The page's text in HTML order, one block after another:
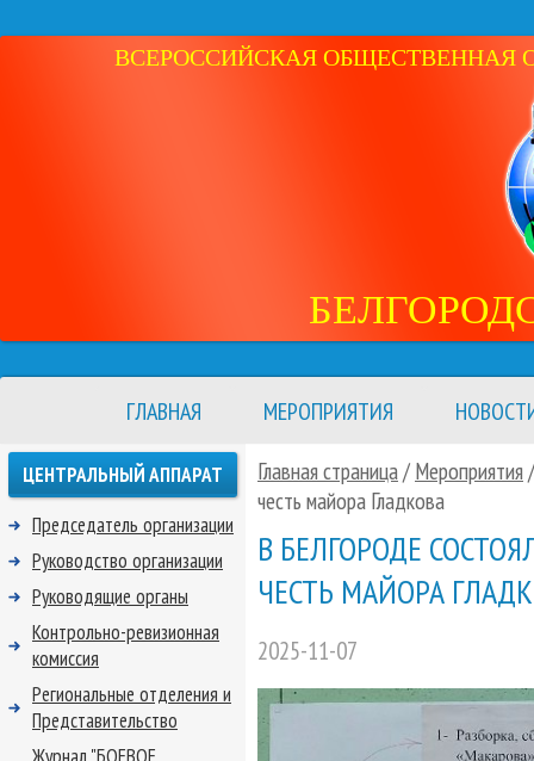
ВСЕРОССИЙСКАЯ ОБЩЕСТВЕННАЯ
ГЛАВНАЯ МЕРОПРИЯТИЯ
Главная страница/ Мероприятия
честь майора Гладкова
В БЕЛГОРОДЕ
ЧЕСТЬ МАЙОРА
2025-11-07
ЦЕНТРАЛЬНЫЙ АППАРАТ
Председатель организации
Руководство организации
Руководящие органы
Контрольно-ревизионная
комиссия
Региональные отделения и
Представительство